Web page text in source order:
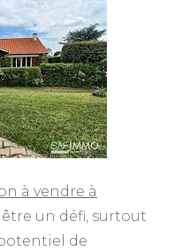
à vendre à
être un défi, surtout
de